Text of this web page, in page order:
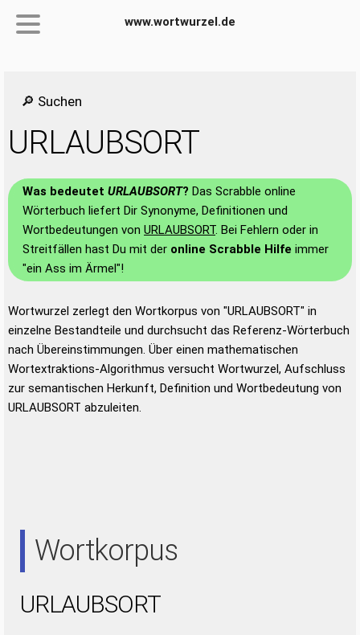
www.wortwurzel.de
🔎 Suchen
URLAUBSORT
Was bedeutet URLAUBSORT? Das Scrabble online
Wörterbuch liefert Dir Synonyme, Definitionen und
Wortbedeutungen von URLAUBSORT. Bei Fehlern oder in
Streitfällen hast Du mit der online Scrabble Hilfe immer
"ein Ass im Ärmel"!
Wortwurzel zerlegt den Wortkorpus von "URLAUBSORT" in
einzelne Bestandteile und durchsucht das Referenz-Wörterbuch
nach Übereinstimmungen. Über einen mathematischen
Wortextraktions-Algorithmus versucht Wortwurzel, Aufschluss
zur semantischen Herkunft, Definition und Wortbedeutung von
URLAUBSORT abzuleiten.
Wortkorpus
URLAUBSORT